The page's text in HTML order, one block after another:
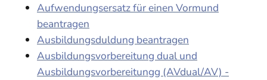
Aufwendungsersatz für einen Vormund
beantragen
Ausbildungsduldung beantragen
Ausbildungsvorbereitung dual und
Ausbildungsvorbereitungg (AVdual/AV) -